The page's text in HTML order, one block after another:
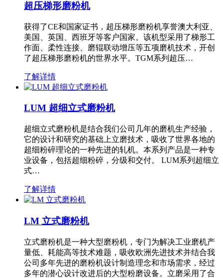
超压梯形磨粉机
获得了CE和国家证书，超压梯形磨粉机享誉澳大利亚、
美国、英国、西班牙等客户国家。该机型采用了梯形工
作面、柔性连接、磨辊联动增压等五项磨机技术，开创
了超压梯形磨粉机的世界水平。TGM系列超压…
了解详情
LUM 超细立式磨粉机
超细立式磨粉机是结合我们公司几年的磨机生产经验，
它的设计和研究的基础上立磨技术，吸收了世界各地的
超细粉碎理论的一种先进的轧机。本系列产品是一种专
业设备，包括超细粉碎，分级和交付。 LUM系列超细立
式…
了解详情
LM 立式磨粉机
立式磨粉机是一种大型磨粉机，专门为解决工业磨机产
量低、耗能高等技术难题，吸收欧洲先进技术并结合我
公司多年先进的磨粉机设计制造理念和市场需求，经过
多年的潜心设计改进后的大型粉磨设备。立磨采用了合